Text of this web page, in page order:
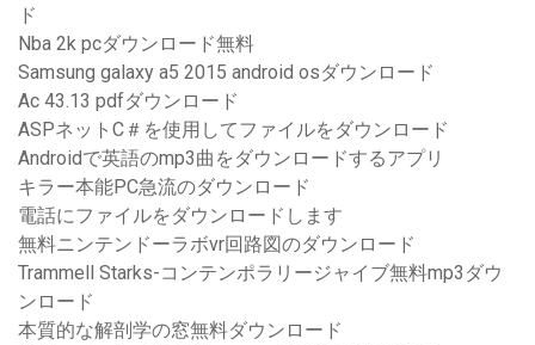
ド
Nba 2k pcダウンロード無料
Samsung galaxy a5 2015 android osダウンロード
Ac 43.13 pdfダウンロード
ASPネットC＃を使用してファイルをダウンロード
Androidで英語のmp3曲をダウンロードするアプリ
キラー本能PC急流のダウンロード
電話にファイルをダウンロードします
無料ニンテンドーラボvr回路図のダウンロード
Trammell Starks-コンテンポラリージャイブ無料mp3ダウ
ンロード
本質的な解剖学の窓無料ダウンロード